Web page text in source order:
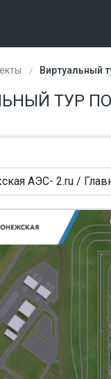
Виртуальный
ТУР
АЭС- 2.ru /